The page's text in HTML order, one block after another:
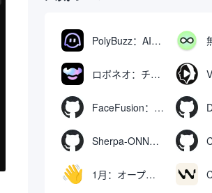
PolyBuzz：AIキャラクターと交流できる無料チャット＆ロールプレイングプラットフォーム
ロボネオ：チャットで動画や画像を生成・編集するAIツール
FaceFusion：ビデオ顔交換強化ツール｜音声同期ビデオ口の動き
Sherpa-ONNX: ONNXRuntimeによるオフライン音声認識と合成
1月：オープンソースのオフラインAIアシスタント、ChatGPTの代替、ローカルAIモデルの実行またはクラウドAIへの接続